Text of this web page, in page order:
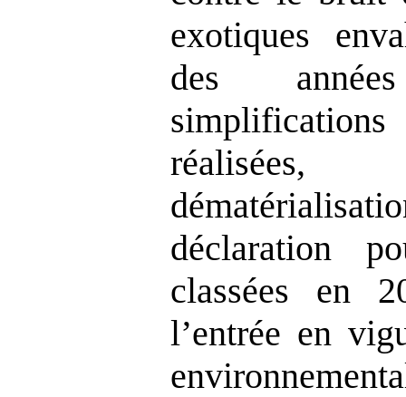
exotiques
des
réalisées,
déclaration
classées en
l’entrée en